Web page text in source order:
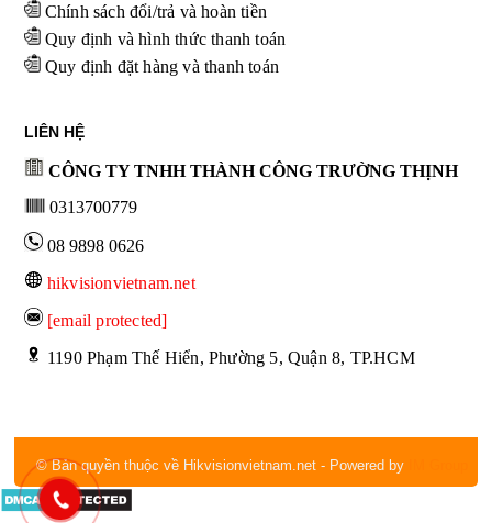
Chính sách đổi/trả và hoàn tiền
Quy định và hình thức thanh toán
Quy định đặt hàng và thanh toán
LIÊN HỆ
CÔNG TY TNHH THÀNH CÔNG TRƯỜNG THỊNH
0313700779
08 9898 0626
hikvisionvietnam.net
[email protected]
1190 Phạm Thế Hiển, Phường 5, Quận 8, TP.HCM
© Bản quyền thuộc về Hikvisionvietnam.net - Powered by